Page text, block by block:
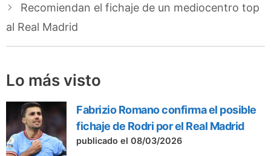
Recomiendan el fichaje de un mediocentro top
al Real Madrid
Lo más visto
Fabrizio Romano confirma el posible
fichaje de Rodri por el Real Madrid
publicado el 08/03/2026